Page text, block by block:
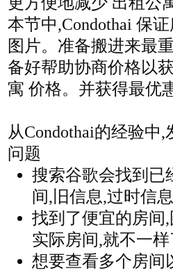
本节中,Condothai 保
图片。准备搬进来最
备好帮助协商价格以
寓 价格。并获得最优
从Condothai的经验中
问题
搜索谷歌会找到已
间,旧信息,过时信息
找到了便宜的房间
实际房间,就不一
想要查看多个房间